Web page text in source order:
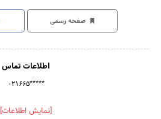
صفحه رسمی
اطلاعات تماس
۰۲۱۶۶۵*****
[نمایش اطلاعات]